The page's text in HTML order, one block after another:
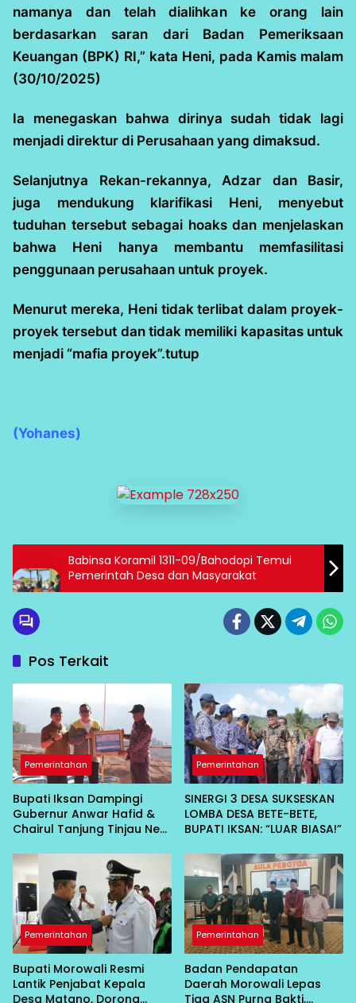
namanya dan telah dialihkan ke orang lain
berdasarkan saran dari Badan Pemeriksaan
Keuangan (BPK) RI,” kata Heni, pada Kamis malam
(30/10/2025)
Ia menegaskan bahwa dirinya sudah tidak lagi
menjadi direktur di Perusahaan yang dimaksud.
Selanjutnya Rekan-rekannya, Adzar dan Basir,
juga mendukung klarifikasi Heni, menyebut
tuduhan tersebut sebagai hoaks dan menjelaskan
bahwa Heni hanya membantu memfasilitasi
penggunaan perusahaan untuk proyek.
Menurut mereka, Heni tidak terlibat dalam proyek-
proyek tersebut dan tidak memiliki kapasitas untuk
menjadi “mafia proyek”.tutup
(Yohanes)
Babinsa Koramil 1311-09/Bahodopi Temui
Pemerintah Desa dan Masyarakat
Pos Terkait
Pemerintahan
Bupati Iksan Dampingi
Gubernur Anwar Hafid &
Chairul Tanjung Tinjau Neo
Diumkan
Pemerintahan
SINERGI 3 DESA SUKSESKAN
LOMBA DESA BETE-BETE,
BUPATI IKSAN: “LUAR BIASA!”
Pemerintahan
Bupati Morowali Resmi
Lantik Penjabat Kepala
Desa Matano, Dorong
Pemerintahan
Badan Pendapatan
Daerah Morowali Lepas
Tiga ASN Purna Bakti,